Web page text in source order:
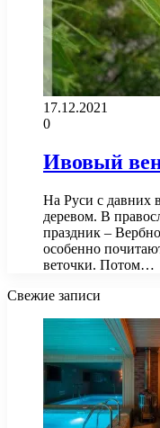
17.12.2021
0
Ивовый
На Руси с давних
деревом. В
праздник –
особенно
веточки. Потом…
Свежие записи